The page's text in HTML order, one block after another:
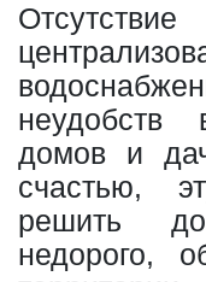
неудобств
домов и
счастью,
решить
недорого,